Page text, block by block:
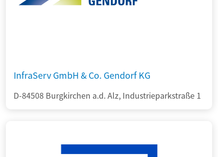
InfraServ GmbH & Co. Gendorf KG
D-84508 Burgkirchen a.d. Alz, Industrieparkstraße 1